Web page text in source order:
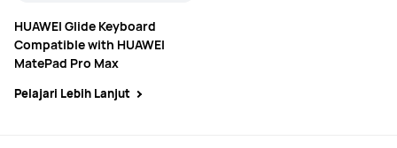
HUAWEI Glide Keyboard
Compatible with HUAWEI
MatePad Pro Max
Pelajari Lebih Lanjut